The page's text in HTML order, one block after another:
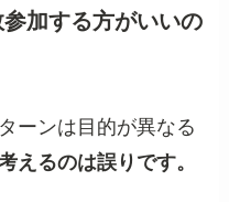
加する方がいいの
ーンは目的が異なる
えるのは誤りです。